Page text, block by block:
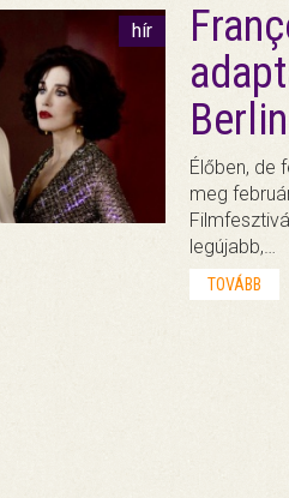
hír
Élőben, de
meg
legújabb,…
TOVÁBB